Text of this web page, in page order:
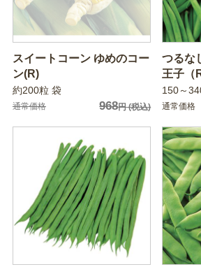
スイートコーン ゆめのコー
ン(R)
約200粒 袋
通常価格 968円(税込)
つるな
王子（R
150～
通常価格